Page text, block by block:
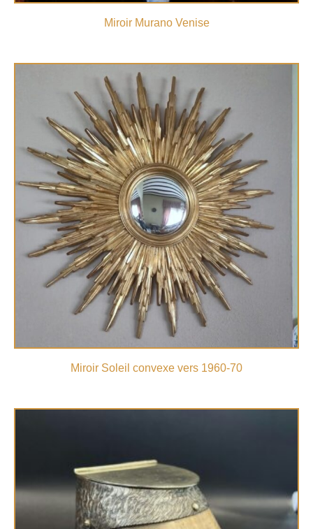
Miroir Murano Venise
Miroir Soleil convexe vers 1960-70